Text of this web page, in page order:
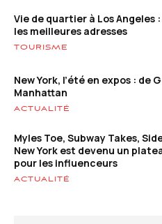
Vie de quartier à Los Angeles
les meilleures adresses
TOURISME
New York, l’été en expos : de
Manhattan
ACTUALITÉ
Myles Toe, Subway Takes,
New York est devenu un
pour les influenceurs
ACTUALITÉ